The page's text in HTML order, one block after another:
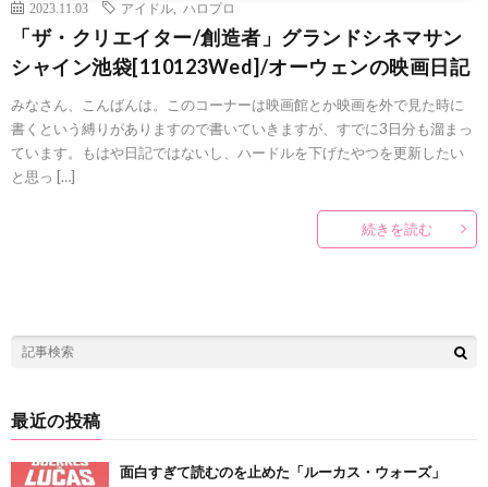
2023.11.03 アイドル ハロプロ
「ザ・クリエイター/創造者」グランドシネマサン
シャイン池袋[110123Wed]/オーウェンの映画日記
みなさん、こんばんは。このコーナーは映画館とか映画を外で見た時に
書くという縛りがありますので書いていきますが、すでに3日分も溜まっ
ています。もはや日記ではないし、ハードルを下げたやつを更新したい
と思っ […]
続きを読む
最近の投稿
面白すぎて読むのを止めた「ルーカス・ウォーズ」